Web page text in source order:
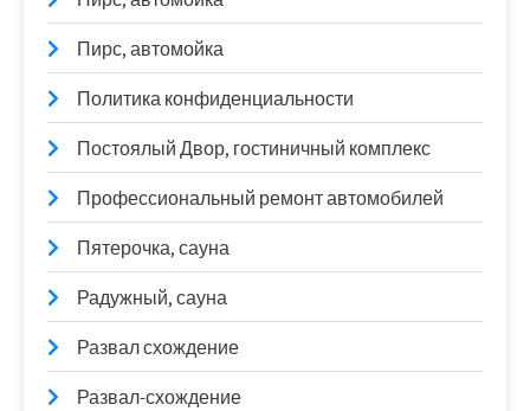
Пирс, автомойка
Политика конфиденциальности
Постоялый Двор, гостиничный комплекс
Профессиональный ремонт автомобилей
Пятерочка, сауна
Радужный, сауна
Развал схождение
Развал-схождение